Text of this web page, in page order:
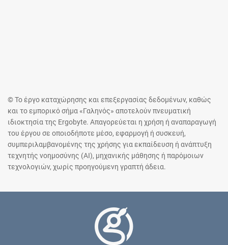
© Το έργο καταχώρησης και επεξεργασίας δεδομένων, καθώς
και το εμπορικό σήμα «Γαληνός» αποτελούν πνευματική
ιδιοκτησία της Ergobyte. Απαγορεύεται η χρήση ή αναπαραγωγή
του έργου σε οποιοδήποτε μέσο, εφαρμογή ή συσκευή,
συμπεριλαμβανομένης της χρήσης για εκπαίδευση ή ανάπτυξη
τεχνητής νοημοσύνης (AI), μηχανικής μάθησης ή παρόμοιων
τεχνολογιών, χωρίς προηγούμενη γραπτή άδεια.